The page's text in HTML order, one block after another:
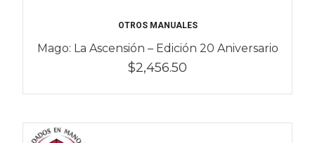
OTROS MANUALES
Mago: La Ascensión – Edición 20 Aniversario
$2,456.50